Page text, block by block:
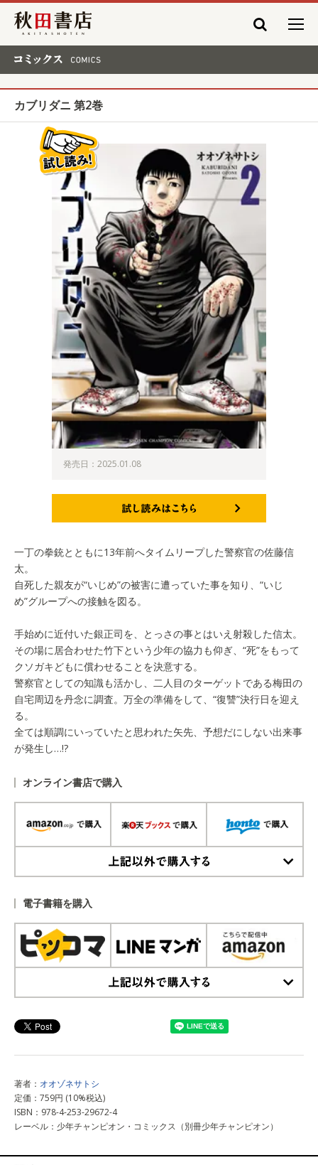
秋田書店
カブリダニ 第2巻
発売日：2025.01.08
一丁の拳銃とともに13年前へタイムリープした警察官の佐藤信
太。
自死した親友が“いじめ”の被害に遭っていた事を知り、“いじ
め”グループへの接触を図る。
手始めに近付いた銀正司を、とっさの事とはいえ射殺した信太。
その場に居合わせた竹下という少年の協力も仰ぎ、“死”をもって
クソガキどもに償わせることを決意する。
警察官としての知識も活かし、二人目のターゲットである梅田の
自宅周辺を丹念に調査。万全の準備をして、“復讐”決行日を迎え
る。
全ては順調にいっていたと思われた矢先、予想だにしない出来事
が発生し…!?
オンライン書店で購入
電子書籍を購入
著者： オオゾネサトシ
定価：759円 (10%税込)
ISBN：978-4-253-29672-4
レーベル：少年チャンピオン・コミックス（別冊少年チャンピオン）